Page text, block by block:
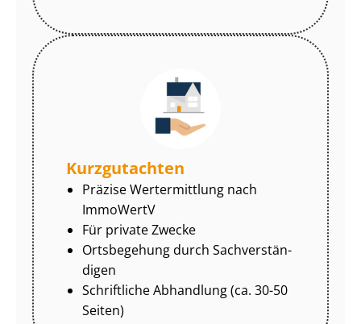
Kurzgutachten
Präzise Wertermittlung nach
ImmoWertV
Für private Zwecke
Ortsbegehung durch Sach­ver­stän­
di­gen
Schriftliche Abhandlung (ca. 30-50
Seiten)